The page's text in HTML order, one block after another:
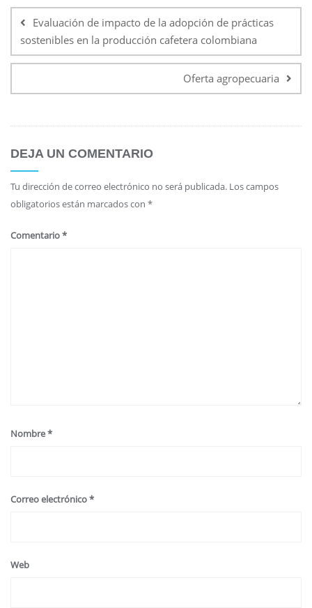
Evaluación de impacto de la adopción de prácticas
sostenibles en la producción cafetera colombiana
Oferta agropecuaria
DEJA UN COMENTARIO
Tu dirección de correo electrónico no será publicada. Los campos
obligatorios están marcados con *
Comentario*
Nombre*
Correo electrónico*
Web